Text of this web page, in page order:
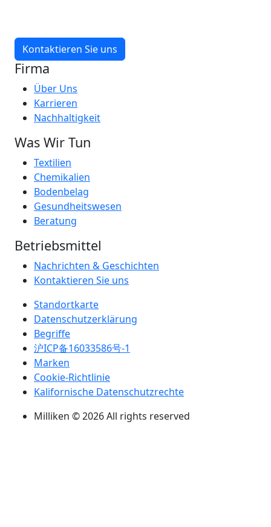
Kontaktieren Sie uns
Firma
Über Uns
Karrieren
Nachhaltigkeit
Was Wir Tun
Textilien
Chemikalien
Bodenbelag
Gesundheitswesen
Beratung
Betriebsmittel
Nachrichten & Geschichten
Kontaktieren Sie uns
Standortkarte
Datenschutzerklärung
Begriffe
沪ICP备16033586号-1
Marken
Cookie-Richtlinie
Kalifornische Datenschutzrechte
Milliken © 2026 All rights reserved